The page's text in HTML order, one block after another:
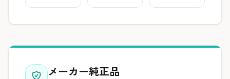
メーカー純正品